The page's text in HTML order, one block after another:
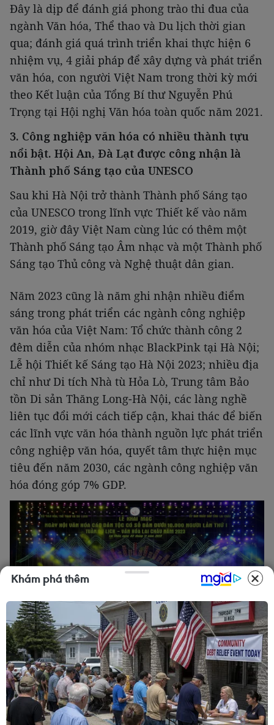
Đây là dịp để đánh giá phong trào thi đua của
ngành Văn hóa, Thể thao và Du lịch thời gian
qua; đánh giá quá trình triển khai thực hiện 6
nhiệm vụ, 4 giải pháp để xây dựng và phát triển
văn hóa, con người Việt Nam trong thời kỳ mới
theo Kết luận của Tổng Bí thư Nguyễn Phú
Trọng tại Hội nghị Văn hóa toàn quốc năm 2021.
3. Công nghiệp văn hóa có nhiều thành tựu
nổi bật. Hội An, Đà Lạt được công nhận là
Thành phố Sáng tạo của UNESCO
Sau khi Hà Nội trở thành Thành phố Sáng tạo
của UNESCO trong lĩnh vực Thiết kế vào năm
2019, giờ đây Việt Nam cùng lúc có thêm một
Thành phố Sáng tạo Âm nhạc và một Thành phố
Sáng tạo Thủ công và Nghệ thuật dân gian.
Năm 2023 cũng là năm ghi nhận nhiều điểm
sáng trong phát triển các ngành công nghiệp
văn hóa của Việt Nam: Tổ chức thành công 2
đêm diễn của nhóm nhạc BlackPink tại Hà Nội;
Lễ hội Thiết kế Sáng tạo Hà Nội 2023; nhiều địa
chỉ như Di tích Nhà tù Hỏa Lò, Trung tâm Bảo
tồn Di sản Thăng Long-Hà Nội, các làng nghề
liên tục đổi mới cách tiếp cận, khai thác để biến
các lĩnh vực văn hóa thành nguồn lực phát triển
công nghiệp văn hóa, quyết tâm thực hiện mục
tiêu đến năm 2030, các ngành công nghiệp văn
hóa đóng góp 7% GDP.
Chương trình nghệ thuật tại Ngày hội Văn hóa các Dân tộc có
số dân dưới 10.000 người lần thứ I. (Ảnh: CTV/Vietnam+)
4. Tổ chức Ngày hội Văn hóa các Dân tộc có số
dân dưới 10.000 người lần thứ I tại tỉnh Lai
Khám phá thêm